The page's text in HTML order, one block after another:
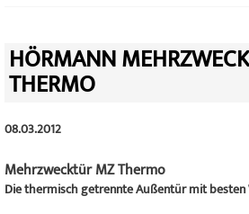
HÖRMANN
THERMO
08.03.2012
Mehrzwecktür MZ Thermo
Die thermisch getrennte Außentür mit